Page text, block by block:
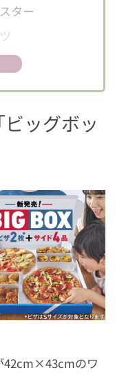
ター
イズ
リュームに
ッグボッ
42cm×43cmのワ